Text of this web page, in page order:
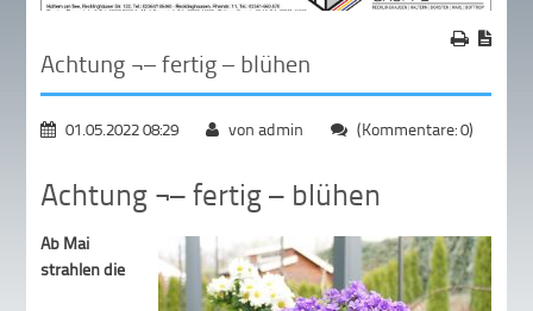
Achtung ¬– fertig – blühen
01.05.2022 08:29 von admin (Kommentare: 0)
Achtung ¬– fertig – blühen
Ab Mai
strahlen die